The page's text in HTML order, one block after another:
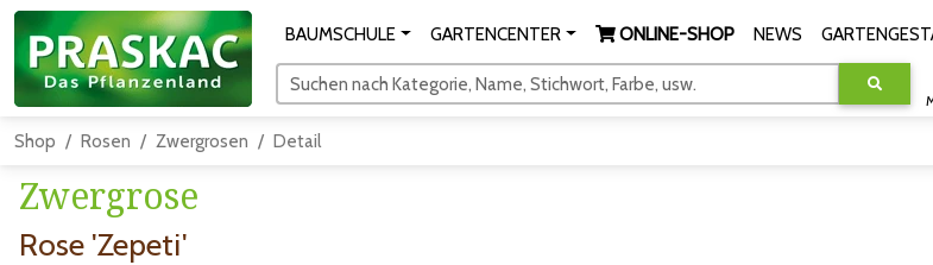
BAUMSCHULE GARTENCENTER ONLINE-SHOP NEWS
Suchen nach Kategorie, Name, Stichwort, Farbe, usw.
Shop Rosen Zwergrosen Detail
Zwergrose
Rose 'Zepeti'